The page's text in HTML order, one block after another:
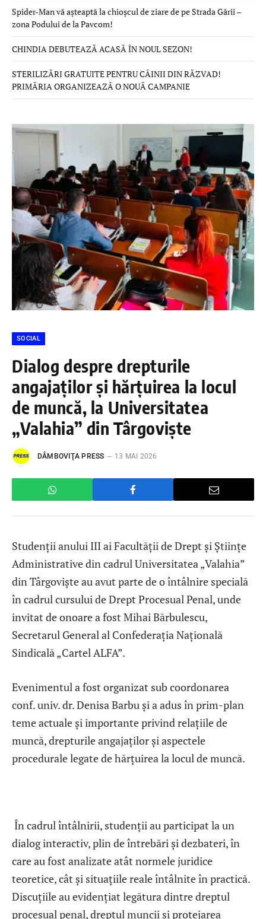
Spider-Man vă așteaptă la chioșcul de ziare de pe Strada Gării –
zona Podului de la Pavcom!
CHINDIA DEBUTEAZĂ ACASĂ ÎN NOUL SEZON!
STERILIZĂRI GRATUITE PENTRU CÂINII DIN RĂZVAD!
PRIMĂRIA ORGANIZEAZĂ O NOUĂ CAMPANIE
SOCIAL
Dialog despre drepturile
angajaților și hărțuirea la locul
de muncă, la Universitatea
„Valahia” din Târgoviște
DÂMBOVIŢA PRESS 13 MAI 2026
Studenții anului III ai Facultății de Drept și Științe
Administrative din cadrul Universitatea „Valahia”
din Târgoviște au avut parte de o întâlnire specială
în cadrul cursului de Drept Procesual Penal, unde
invitat de onoare a fost Mihai Bărbulescu,
Secretarul General al Confederația Națională
Sindicală „Cartel ALFA”.
Evenimentul a fost organizat sub coordonarea
conf. univ. dr. Denisa Barbu și a adus în prim-plan
teme actuale și importante privind relațiile de
muncă, drepturile angajaților și aspectele
procedurale legate de hărțuirea la locul de muncă.
În cadrul întâlnirii, studenții au participat la un
dialog interactiv, plin de întrebări și dezbateri, în
care au fost analizate atât normele juridice
teoretice, cât și situațiile reale întâlnite în practică.
Discuțiile au evidențiat legătura dintre dreptul
procesual penal, dreptul muncii și protejarea